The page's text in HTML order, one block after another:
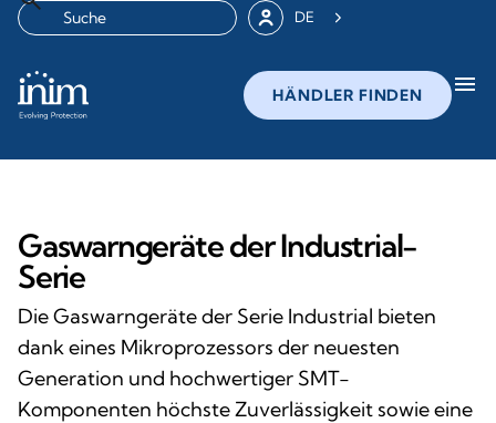
DE
HÄNDLER FINDEN menu
Gaswarngeräte der Industrial-
Serie
Die Gaswarngeräte der Serie Industrial bieten
dank eines Mikroprozessors der neuesten
Generation und hochwertiger SMT-
Komponenten höchste Zuverlässigkeit sowie eine